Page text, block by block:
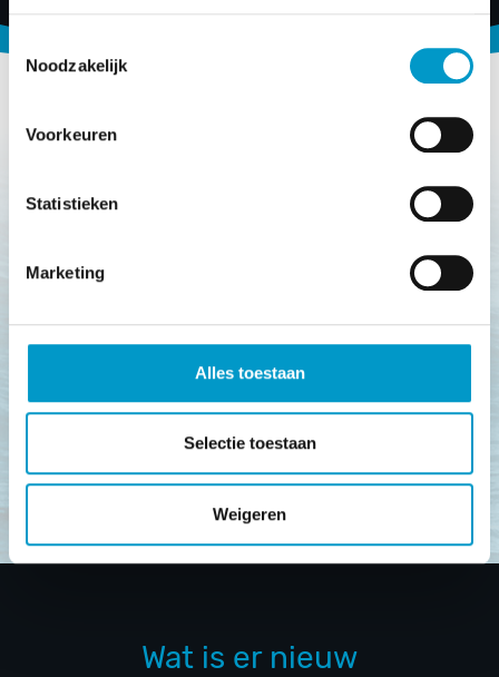
Noodzakelijk
Voorkeuren
Statistieken
Marketing
Alles toestaan
Selectie toestaan
Weigeren
Een kleine greep uit het assortiment aan merken.
Wat is er nieuw